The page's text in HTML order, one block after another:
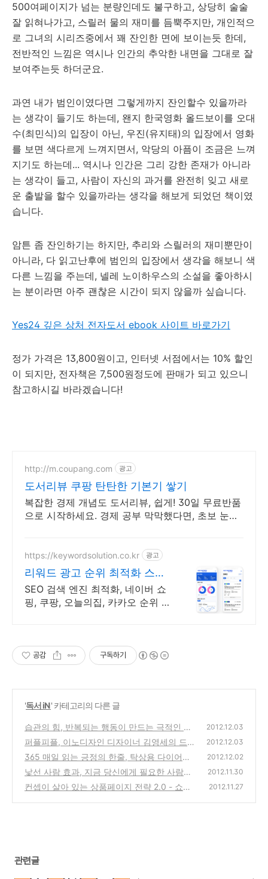
500여페이지가 넘는 분량인데도 불구하고, 상당히 술술
잘 읽혀나가고, 스릴러 물의 재미를 듬뿍주지만, 개인적으
로 그녀의 시리즈중에서 꽤 잔인한 면에 보이는듯 한데,
전반적인 느낌은 역시나 인간의 추악한 내면을 그대로 잘
보여주는듯 하더군요.
과연 내가 범인이였다면 그렇게까지 잔인할수 있을까라
는 생각이 들기도 하는데, 왠지 한국영화 올드보이를 오대
수(최민식)의 입장이 아닌, 우진(유지태)의 입장에서 영화
를 보면 색다르게 느껴지면서, 악당의 아픔이 조금은 느껴
지기도 하는데... 역시나 인간은 그리 강한 존재가 아니라
는 생각이 들고, 사람이 자신의 과거를 완전히 잊고 새로
운 출발을 할수 있을까라는 생각을 해보게 되었던 책이였
습니다.
암튼 좀 잔인하기는 하지만, 추리와 스릴러의 재미뿐만이
아니라, 다 읽고난후에 범인의 입장에서 생각을 해보니 색
다른 느낌을 주는데, 넬레 노이하우스의 소설을 좋아하시
는 분이라면 아주 괜찮은 시간이 되지 않을까 싶습니다.
Yes24 깊은 상처 전자도서 ebook 사이트 바로가기
정가 가격은 13,800원이고, 인터넷 서점에서는 10% 할인
이 되지만, 전자책은 7,500원정도에 판매가 되고 있으니
참고하시길 바라겠습니다!
http://m.coupang.com 광고
도서리뷰 쿠팡 탄탄한 기본기 쌓기
복잡한 경제 개념도 도서리뷰, 쉽게! 30일 무료반품
으로 시작하세요. 경제 공부 막막했다면, 초보 눈높
https://keywordsolution.co.kr 광고
리워드 광고 순위 최적화 스토
어 순위 광고 전문
SEO 검색 엔진 최적화, 네이버 쇼
핑, 쿠팡, 오늘의집, 카카오 순위 광
공감 구독하기
'독서 iN' 카테고리의 다른 글
습관의 힘, 반복되는 행동이 만드는 극적인 변
화에 대한 도서 서평 리뷰
(1)
2012.12.03
퍼플피플, 이노디자인 디자이너 김영세의 드림
토크 도서 서평 리뷰
(0)
2012.12.03
365 매일 읽는 긍정의 한줄, 탁상용 다이어리
방식으로 멋진 명언을 내용을 담은 2103년 도
서 달력 제품 리뷰
(0)
2012.12.02
낯선 사람 효과, 지금 당신에게 필요한 사람들
은 누구인가? 리처드 코치의 도서 서평
(0)
2012.11.30
컨셉이 살아 있는 상품페이지 전략 2.0 - 쇼핑
2012.11.27
관련글